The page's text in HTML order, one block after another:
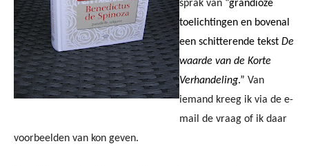
sprak van “grandioze
toelichtingen en bovenal
een schitterende tekst De
waarde van de Korte
Verhandeling.” Van
iemand kreeg ik via de e-
mail de vraag of ik daar
voorbeelden van kon geven.